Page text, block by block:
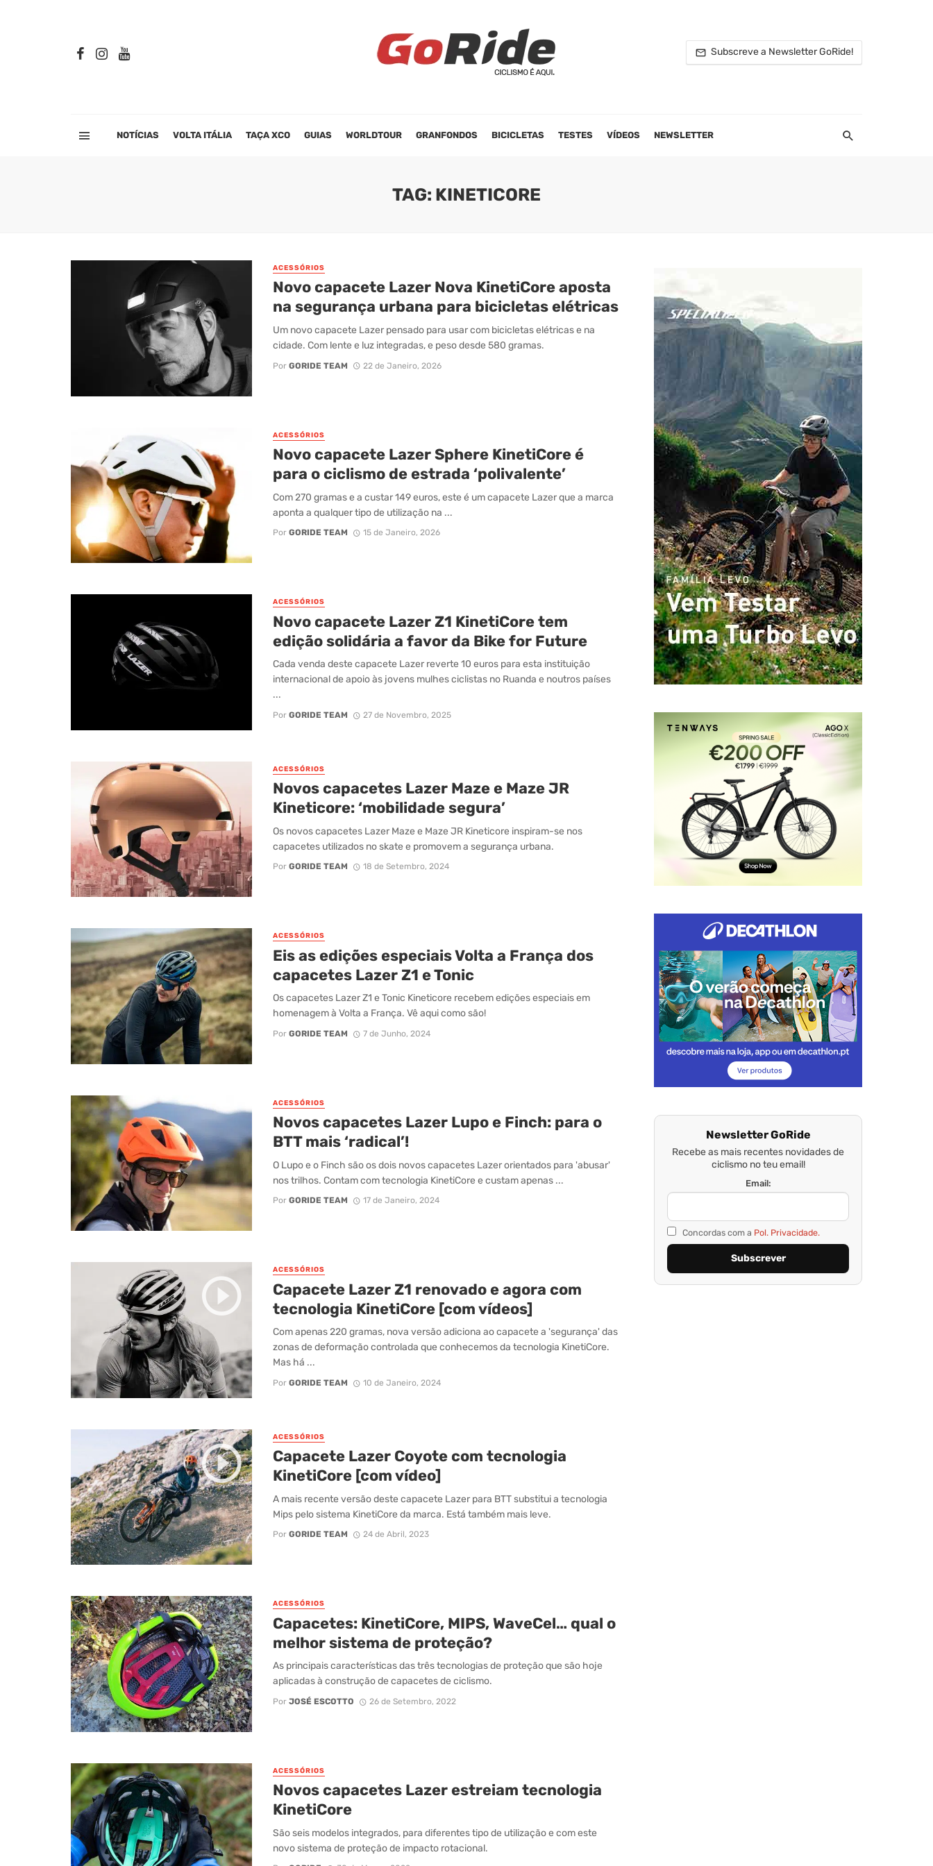
Subscreve a Newsletter GoRide!
NOTÍCIAS VOLTA ITÁLIA TAÇA XCO GUIAS WORLDTOUR GRANFONDOS BICICLETAS TESTES VÍDEOS NEWSLETTER
TAG: KINETICORE
ACESSÓRIOS
Novo capacete Lazer Nova KinetiCore aposta
na segurança urbana para bicicletas elétricas
Um novo capacete Lazer pensado para usar com bicicletas elétricas e na
cidade. Com lente e luz integradas, e peso desde 580 gramas.
Por GORIDE TEAM 22 de Janeiro, 2026
ACESSÓRIOS
Novo capacete Lazer Sphere KinetiCore é
para o ciclismo de estrada ‘polivalente’
Com 270 gramas e a custar 149 euros, este é um capacete Lazer que a marca
aponta a qualquer tipo de utilização na ...
Por GORIDE TEAM 15 de Janeiro, 2026
ACESSÓRIOS
Novo capacete Lazer Z1 KinetiCore tem
edição solidária a favor da Bike for Future
Cada venda deste capacete Lazer reverte 10 euros para esta instituição
internacional de apoio às jovens mulhes ciclistas no Ruanda e noutros países
...
Por GORIDE TEAM 27 de Novembro, 2025
ACESSÓRIOS
Novos capacetes Lazer Maze e Maze JR
Kineticore: ‘mobilidade segura’
Os novos capacetes Lazer Maze e Maze JR Kineticore inspiram-se nos
capacetes utilizados no skate e promovem a segurança urbana.
Por GORIDE TEAM 18 de Setembro, 2024
ACESSÓRIOS
Eis as edições especiais Volta a França dos
capacetes Lazer Z1 e Tonic
Os capacetes Lazer Z1 e Tonic Kineticore recebem edições especiais em
homenagem à Volta a França. Vê aqui como são!
Por GORIDE TEAM 7 de Junho, 2024
ACESSÓRIOS
Novos capacetes Lazer Lupo e Finch: para o
BTT mais ‘radical’!
O Lupo e o Finch são os dois novos capacetes Lazer orientados para 'abusar'
nos trilhos. Contam com tecnologia KinetiCore e custam apenas ...
Por GORIDE TEAM 17 de Janeiro, 2024
ACESSÓRIOS
Capacete Lazer Z1 renovado e agora com
tecnologia KinetiCore [com vídeos]
Com apenas 220 gramas, nova versão adiciona ao capacete a 'segurança' das
zonas de deformação controlada que conhecemos da tecnologia KinetiCore.
Mas há ...
Por GORIDE TEAM 10 de Janeiro, 2024
ACESSÓRIOS
Capacete Lazer Coyote com tecnologia
KinetiCore [com vídeo]
A mais recente versão deste capacete Lazer para BTT substitui a tecnologia
Mips pelo sistema KinetiCore da marca. Está também mais leve.
Por GORIDE TEAM 24 de Abril, 2023
ACESSÓRIOS
Capacetes: KinetiCore, MIPS, WaveCel… qual o
melhor sistema de proteção?
As principais características das três tecnologias de proteção que são hoje
aplicadas à construção de capacetes de ciclismo.
Por JOSÉ ESCOTTO 26 de Setembro, 2022
ACESSÓRIOS
Novos capacetes Lazer estreiam tecnologia
KinetiCore
São seis modelos integrados, para diferentes tipo de utilização e com este
novo sistema de proteção de impacto rotacional.
Newsletter GoRide
Recebe as mais recentes novidades de
ciclismo no teu email!
Email:
Concordas com a Pol. Privacidade.